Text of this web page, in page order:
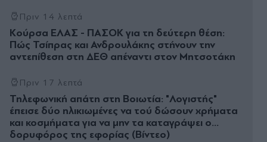
Πριν 14 λεπτά
Κούρσα ΕΛΑΣ - ΠΑΣΟΚ για τη δεύτερη θέση:
Πώς Τσίπρας και Ανδρουλάκης στήνουν την
αντεπίθεση στη ΔΕΘ απέναντι στον Μητσοτάκη
Πριν 17 λεπτά
Τηλεφωνική απάτη στη Βοιωτία: "Λογιστής"
έπεισε δύο ηλικιωμένες να τού δώσουν χρήματα
και κοσμήματα για να μην τα καταγράψει ο…
δορυφόρος της εφορίας (Βίντεο)